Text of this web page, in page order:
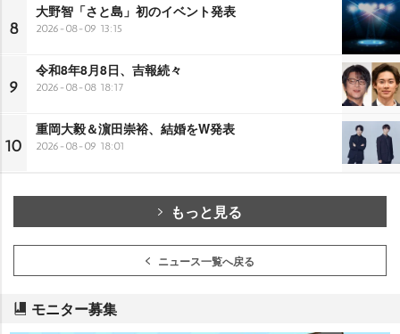
8
大野智「さと島」初のイベント発表
2026-08-09 13:15
9
令和8年8月8日、吉報続々
2026-08-08 18:17
10
重岡大毅＆濵田崇裕、結婚をW発表
2026-08-09 18:01
もっと見る
ニュース一覧へ戻る
モニター募集